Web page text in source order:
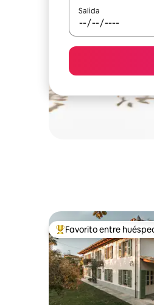
Salida
De los mejores en
Favorito entre